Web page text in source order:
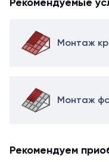
Монтаж
Монтаж
Рекомендуем